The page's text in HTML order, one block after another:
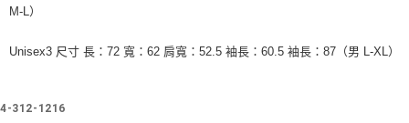
M-L）
Unisex3 尺寸 長：72 寬：62 肩寬：52.5 袖長：60.5 袖長：87（男 L-XL）
4-312-1216